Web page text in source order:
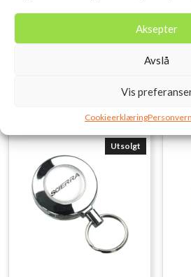
Aksepter
Avslå
Vis
Cookieerklæring
kr119,00inkl. MVA.
Utsolgt